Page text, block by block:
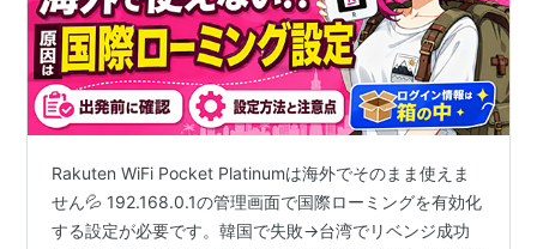
Rakuten WiFi Pocket Platinumは海外でそのまま使えま
せん💦 192.168.0.1の管理画面で国際ローミングを有効化
する設定が必要です。韓国で失敗→台湾でリベンジ成功